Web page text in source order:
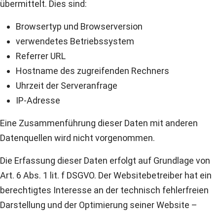
übermittelt. Dies sind:
Browsertyp und Browserversion
verwendetes Betriebssystem
Referrer URL
Hostname des zugreifenden Rechners
Uhrzeit der Serveranfrage
IP-Adresse
Eine Zusammenführung dieser Daten mit anderen
Datenquellen wird nicht vorgenommen.
Die Erfassung dieser Daten erfolgt auf Grundlage von
Art. 6 Abs. 1 lit. f DSGVO. Der Websitebetreiber hat ein
berechtigtes Interesse an der technisch fehlerfreien
Darstellung und der Optimierung seiner Website –